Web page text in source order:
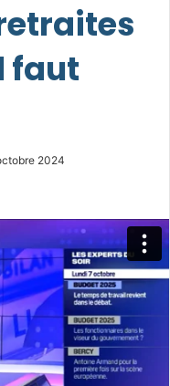
faut
2024